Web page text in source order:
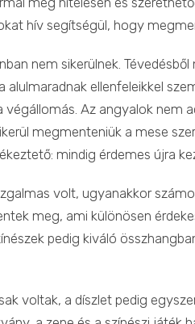
hív segítségül, hogy
nem sikerülnek.
alulmaradnak ellenfeleikkel
végállomás. Az angyalok nem
megmenteniük a mese
mindig érdemes újra
volt, ugyanakkor
meg, ami különösen
pedig kiváló
voltak, a díszlet pedig